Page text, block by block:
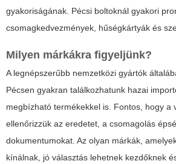
gyakoriságának. Pécsi boltoknál gyakori
csomagkedvezmények, hűségkártyák és
Milyen márkákra figyeljünk?
A legnépszerűbb nemzetközi gyártók
Pécsen gyakran találkozhatunk hazai
megbízható termékekkel is. Fontos, hogy a
ellenőrizzük az eredetet, a csomagolás
dokumentumokat. Az olyan márkák,
kínálnak, jó választás lehetnek kezdőknek